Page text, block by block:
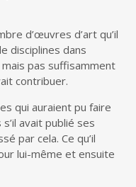
d’œuvres d’art qu’il
disciplines dans
pas suffisamment
contribuer.
qui auraient pu faire
avait publié ses
par cela. Ce qu’il
lui-même et ensuite